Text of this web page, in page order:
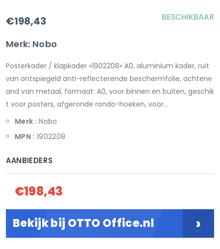
€198,43
Merk: Nobo
BESCHIKBAAR
Posterkader / klapkader »1902208« A0, aluminium kader, ruit
van ontspiegeld anti-reflecterende beschermfolie, achterw
and van metaal, formaat: A0, voor binnen en buiten, geschik
t voor posters, afgeronde rondo-hoeken, voor...
Merk : Nobo
MPN : 1902208
AANBIEDERS
€198,43
Bekijk bij OTTO Office.nl ›